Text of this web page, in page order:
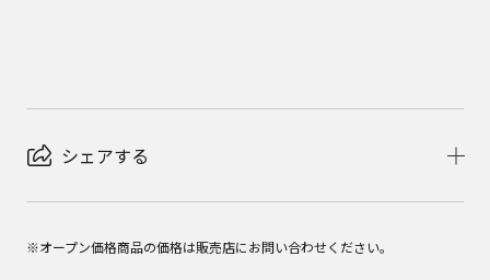
シェアする
※オープン価格商品の価格は販売店にお問い合わせください。